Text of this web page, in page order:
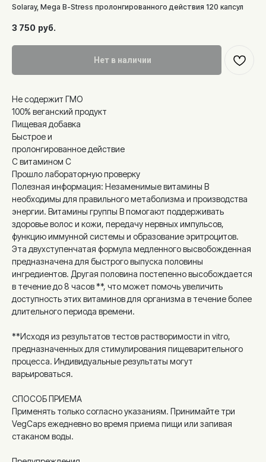
Solaray, Mega B-Stress пролонгированного действия 120 капсул
3 750 руб.
Нет в наличии
Не содержит ГМО
100% веганский продукт
Пищевая добавка
Быстрое и
пролонгированное действие
С витамином C
Прошло лабораторную проверку
Полезная информация: Незаменимые витамины B
необходимы для правильного метаболизма и производства
энергии. Витамины группы B помогают поддерживать
здоровье волос и кожи, передачу нервных импульсов,
функцию иммунной системы и образование эритроцитов.
Эта двухступенчатая формула медленного высвобожденная
предназначена для быстрого выпуска половины
ингредиентов. Другая половина постепенно высобождается
в течение до 8 часов **, что может помочь увеличить
доступность этих витаминов для организма в течение более
длительного периода времени.
**Исходя из результатов тестов растворимости in vitro,
предназначенных для стимулирования пищеварительного
процесса. Индивидуальные результаты могут
варьироваться.
СПОСОБ ПРИЕМА
Применять только согласно указаниям. Принимайте три
VegCaps ежедневно во время приема пищи или запивая
стаканом воды.